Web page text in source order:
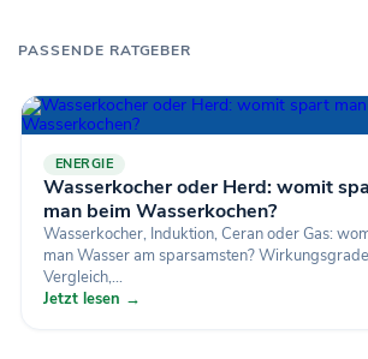
PASSENDE RATGEBER
ENERGIE
Wasserkocher oder Herd: womit
man beim Wasserkochen?
Wasserkocher, Induktion, Ceran oder Gas:
man Wasser am sparsamsten?
Vergleich,...
Jetzt lesen →